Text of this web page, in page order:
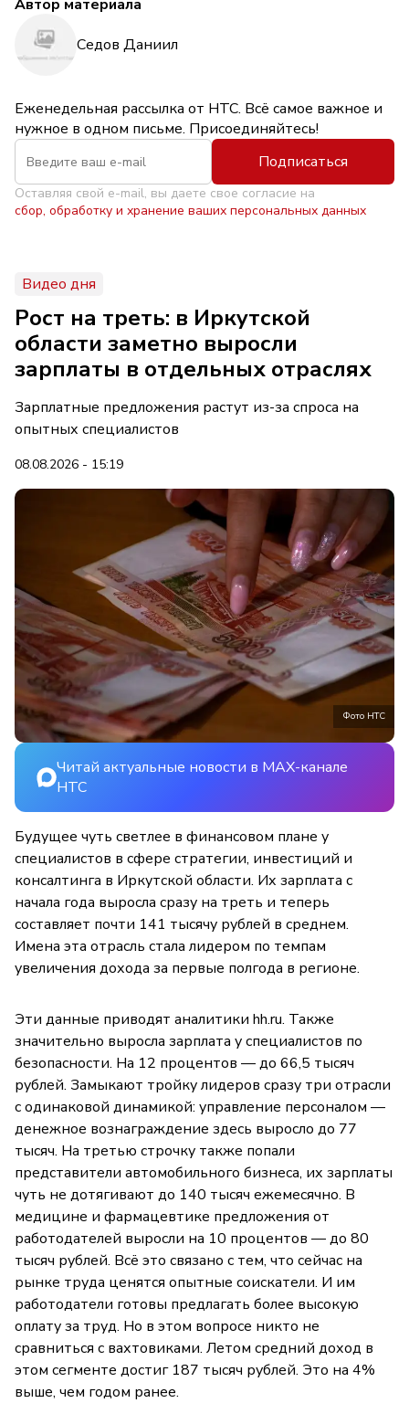
Автор материала
Седов Даниил
Еженедельная рассылка от НТС. Всё самое важное и
нужное в одном письме. Присоединяйтесь!
Подписаться
Оставляя свой e-mail, вы даете свое согласие на
сбор, обработку и хранение ваших персональных данных
Видео дня
Рост на треть: в Иркутской
области заметно выросли
зарплаты в отдельных отраслях
Зарплатные предложения растут из-за спроса на
опытных специалистов
08.08.2026 - 15:19
Фото НТС
Читай актуальные новости в MAX-канале
НТС
Будущее чуть светлее в финансовом плане у
специалистов в сфере стратегии, инвестиций и
консалтинга в Иркутской области. Их зарплата с
начала года выросла сразу на треть и теперь
составляет почти 141 тысячу рублей в среднем.
Имена эта отрасль стала лидером по темпам
увеличения дохода за первые полгода в регионе.
Эти данные приводят аналитики hh.ru. Также
значительно выросла зарплата у специалистов по
безопасности. На 12 процентов — до 66,5 тысяч
рублей. Замыкают тройку лидеров сразу три отрасли
с одинаковой динамикой: управление персоналом —
денежное вознаграждение здесь выросло до 77
тысяч. На третью строчку также попали
представители автомобильного бизнеса, их зарплаты
чуть не дотягивают до 140 тысяч ежемесячно. В
медицине и фармацевтике предложения от
работодателей выросли на 10 процентов — до 80
тысяч рублей. Всё это связано с тем, что сейчас на
рынке труда ценятся опытные соискатели. И им
работодатели готовы предлагать более высокую
оплату за труд. Но в этом вопросе никто не
сравниться с вахтовиками. Летом средний доход в
этом сегменте достиг 187 тысяч рублей. Это на 4%
выше, чем годом ранее.